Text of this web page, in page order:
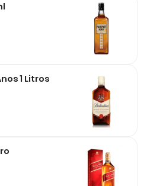
1 Litros